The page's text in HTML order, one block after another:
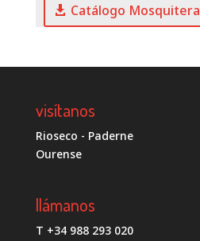
Catálogo Mosquitera
visítanos
Rioseco - Paderne
Ourense
llámanos
T +34 988 293 020